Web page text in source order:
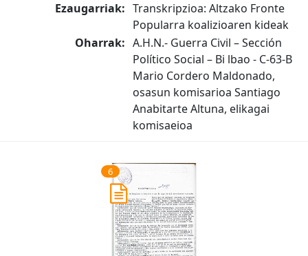
Ezaugarriak: Transkripzioa: Altzako Fronte
Popularra koalizioaren kideak
Oharrak: A.H.N.- Guerra Civil – Sección
Político Social – Bi lbao - C-63-B
Mario Cordero Maldonado,
osasun komisarioa Santiago
Anabitarte Altuna, elikagai
komisaeioa
6